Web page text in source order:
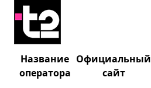
Название
оператора
Официальный
сайт